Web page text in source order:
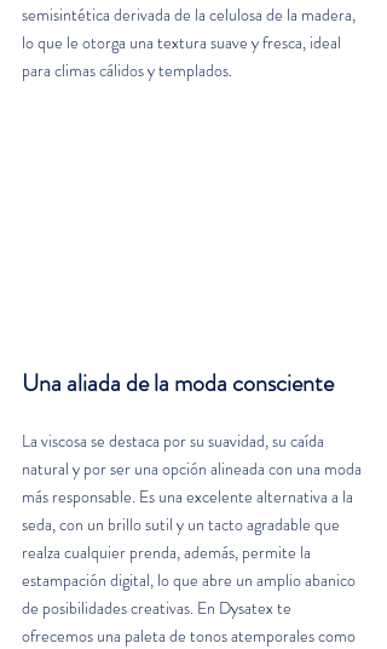
semisintética derivada de la celulosa de la madera,
lo que le otorga una textura suave y fresca, ideal
para climas cálidos y templados.
Una aliada de la moda consciente
La viscosa se destaca por su suavidad, su caída
natural y por ser una opción alineada con una moda
más responsable. Es una excelente alternativa a la
seda, con un brillo sutil y un tacto agradable que
realza cualquier prenda, además, permite la
estampación digital, lo que abre un amplio abanico
de posibilidades creativas. En Dysatex te
ofrecemos una paleta de tonos atemporales como